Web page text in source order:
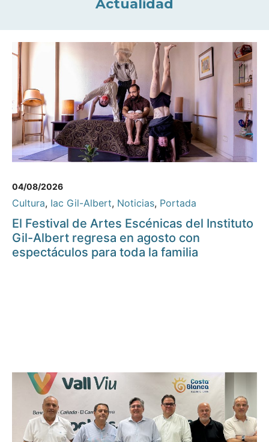
Actualidad
04/08/2026
Cultura, Iac Gil-Albert, Noticias, Portada
El Festival de Artes Escénicas del Instituto
Gil-Albert regresa en agosto con
espectáculos para toda la familia